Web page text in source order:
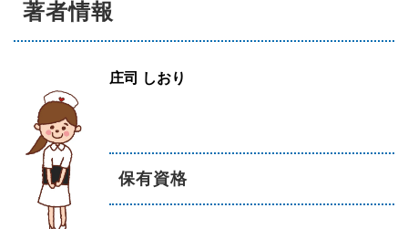
著者情報
庄司 しおり
保有資格